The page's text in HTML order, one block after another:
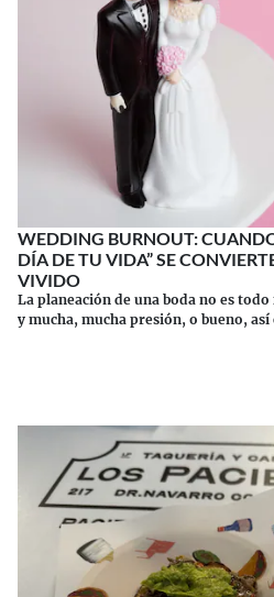
WEDDING BURNOUT:
DÍA DE TU VIDA” SE
VIVIDO
La planeación de una boda no es
y mucha, mucha presión, o bueno,